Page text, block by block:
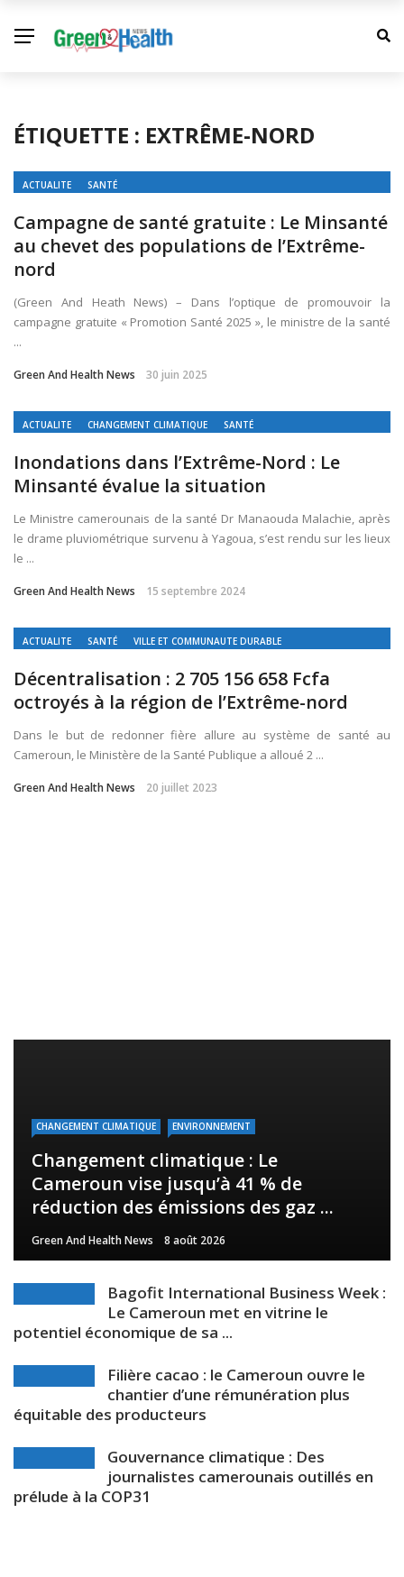
ÉTIQUETTE : EXTRÊME-NORD
ACTUALITE SANTÉ
Campagne de santé gratuite : Le Minsanté
au chevet des populations de l’Extrême-
nord
(Green And Heath News) – Dans l’optique de promouvoir la
campagne gratuite « Promotion Santé 2025 », le ministre de la santé
...
Green And Health News 30 juin 2025
ACTUALITE CHANGEMENT CLIMATIQUE SANTÉ
Inondations dans l’Extrême-Nord : Le
Minsanté évalue la situation
Le Ministre camerounais de la santé Dr Manaouda Malachie, après
le drame pluviométrique survenu à Yagoua, s’est rendu sur les lieux
le ...
Green And Health News 15 septembre 2024
ACTUALITE SANTÉ VILLE ET COMMUNAUTE DURABLE
Décentralisation : 2 705 156 658 Fcfa
octroyés à la région de l’Extrême-nord
Dans le but de redonner fière allure au système de santé au
Cameroun, le Ministère de la Santé Publique a alloué 2 ...
Green And Health News 20 juillet 2023
CHANGEMENT CLIMATIQUE ENVIRONNEMENT
Changement climatique : Le
Cameroun vise jusqu’à 41 % de
réduction des émissions des gaz ...
Green And Health News 8 août 2026
Bagofit International Business Week :
Le Cameroun met en vitrine le
potentiel économique de sa ...
Filière cacao : le Cameroun ouvre le
chantier d’une rémunération plus
équitable des producteurs
Gouvernance climatique : Des
journalistes camerounais outillés en
prélude à la COP31